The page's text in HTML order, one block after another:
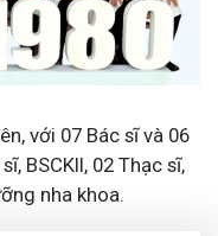
với 07 Bác sĩ và 06
BSCKII, 02 Thạc sĩ,
nha khoa.